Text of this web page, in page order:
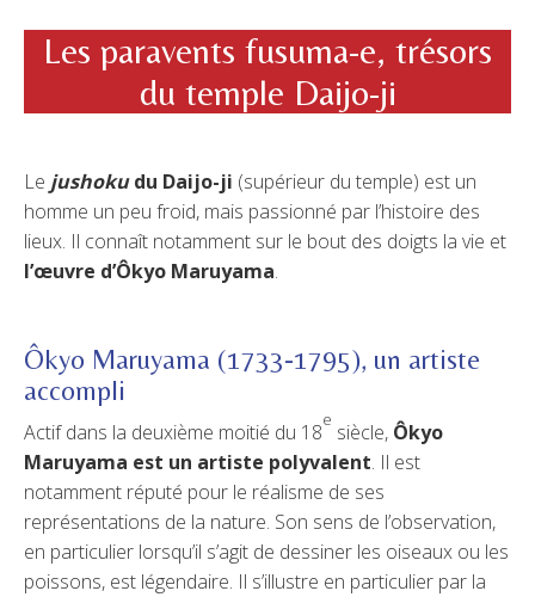
Les paravents fusuma-e, trésors
du temple Daijo-ji
Le jushokudu Daijo-ji (supérieur du temple) est un
homme un peu froid, mais passionné par l’histoire des
lieux. Il connaît notamment sur le bout des doigts la vie et
l’œuvre d’Ôkyo Maruyama.
Ôkyo Maruyama (1733-1795), un artiste
accompli
Actif dans la deuxième moitié du 18
e
siècle, Ôkyo
Maruyama est un artiste polyvalent. Il est
notamment réputé pour le réalisme de ses
représentations de la nature. Son sens de l’observation,
en particulier lorsqu’il s’agit de dessiner les oiseaux ou les
poissons, est légendaire. Il s’illustre en particulier par la